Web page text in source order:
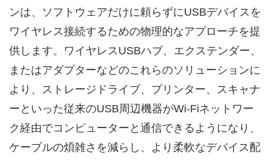
ンは、ソフトウェアだけに頼らずにUSBデバイスを
ワイヤレス接続するための物理的なアプローチを提
供します。ワイヤレスUSBハブ、エクステンダー、
またはアダプターなどのこれらのソリューションに
より、ストレージドライブ、プリンター、スキャナ
ーといった従来のUSB周辺機器がWi-Fiネットワー
ク経由でコンピューターと通信できるようになり、
ケーブルの煩雑さを減らし、より柔軟なデバイス配